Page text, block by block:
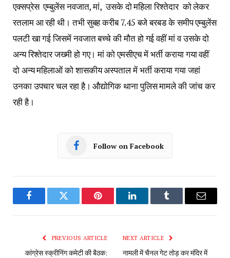
एक्सप्रेस एम्बुलेंस नवजात, मां, उसके दो महिला रिश्तेदार को लेकर
रतलाम आ रही थी। तभी सुबह करीब 7.45 बजे बरबड के समीप एम्बुलेंस
पलटी खा गई जिसमें नवजात बच्चे की मौत हो गई वहीं मां व उसके दो
अन्य रिश्तेदार जख्मी हो गए। मां को एमसीएच में भर्ती कराया गया वहीं
दो अन्य महिलाओं को शासकीय अस्पताल में भर्ती कराया गया जहां
उनका उपचार चल रहा है। औद्योगिक थाना पुलिस मामले की जांच कर
रही है।
Follow on Facebook
FacebookTwitter Pinterest LinkedInTumblr Email
PREVIOUS ARTICLE
कांग्रेस स्क्रीनिंग कमेटी की बैठक:
NEXT ARTICLE
नामली में चैनल गेट तोड़ कर मंदिर में